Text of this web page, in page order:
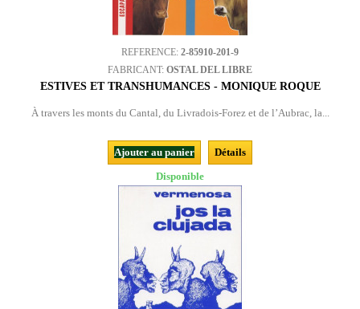
REFERENCE: 2-85910-201-9
FABRICANT: OSTAL DEL LIBRE
ESTIVES ET TRANSHUMANCES - MONIQUE ROQUE
À travers les monts du Cantal, du Livradois-Forez et de l’Aubrac, la...
Ajouter au panier
Détails
Disponible